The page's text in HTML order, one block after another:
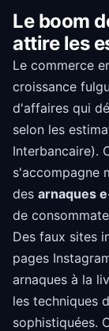
Le boom
attire les
Le commerce
croissance
d'affaires qui
selon les
Interbancaire).
s'accompagne
des arnaques
de
Des faux sites
pages
arnaques à la
les techniques
sophistiquées.